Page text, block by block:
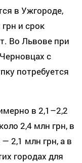
в Ужгороде,
и срок
Во Львове при
с
потребуется
в 2,1–2,2
2,4 млн грн, в
2,1 млн грн, а в
городах для